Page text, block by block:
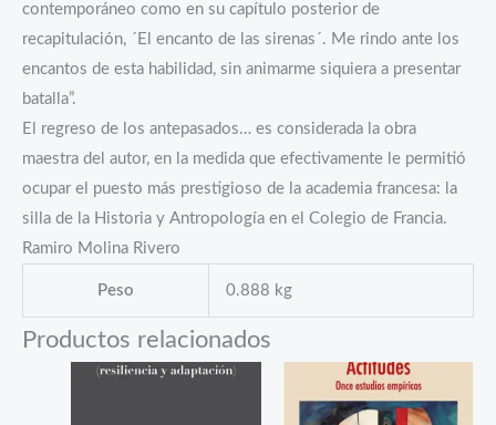
contemporáneo como en su capítulo posterior de
recapitulación, ´El encanto de las sirenas´. Me rindo ante los
encantos de esta habilidad, sin animarme siquiera a presentar
batalla”.
El regreso de los antepasados… es considerada la obra
maestra del autor, en la medida que efectivamente le permitió
ocupar el puesto más prestigioso de la academia francesa: la
silla de la Historia y Antropología en el Colegio de Francia.
Ramiro Molina Rivero
Peso 0.888 kg
Productos relacionados